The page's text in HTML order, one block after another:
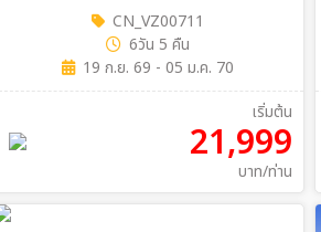
CN_VZ00711
6วัน 5 คืน
19 ก.ย. 69 - 05 ม.ค. 70
เริ่มต้น
21,999
บาท/ท่าน